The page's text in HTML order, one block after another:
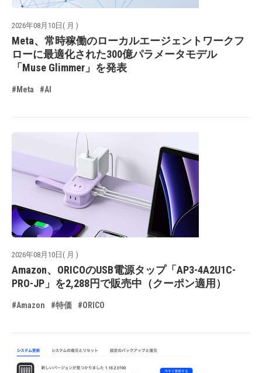
2026年08月10日( 月 )
Meta、常時稼働のローカルエージェントワークフ
ローに最適化された300億パラメータモデル
「Muse Glimmer」を発表
#Meta #AI
2026年08月10日( 月 )
Amazon、ORICOのUSB電源タップ「AP3-4A2U1C-
PRO-JP」を2,288円で販売中（クーポン適用）
#Amazon #特価 #ORICO